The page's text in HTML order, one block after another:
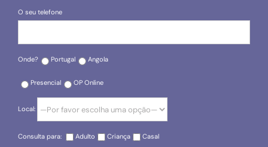
O seu telefone
Onde? Portugal Angola
Presencial OP Online
Local:
Consulta para: Adulto Criança Casal